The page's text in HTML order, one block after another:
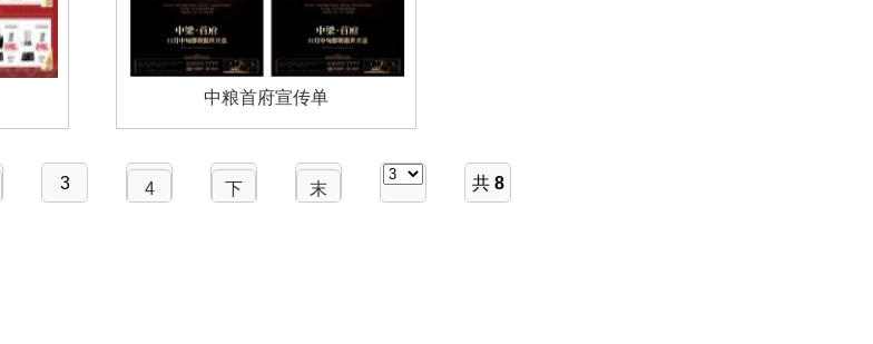
中粮首府宣传单
3 4
下
末
共 8